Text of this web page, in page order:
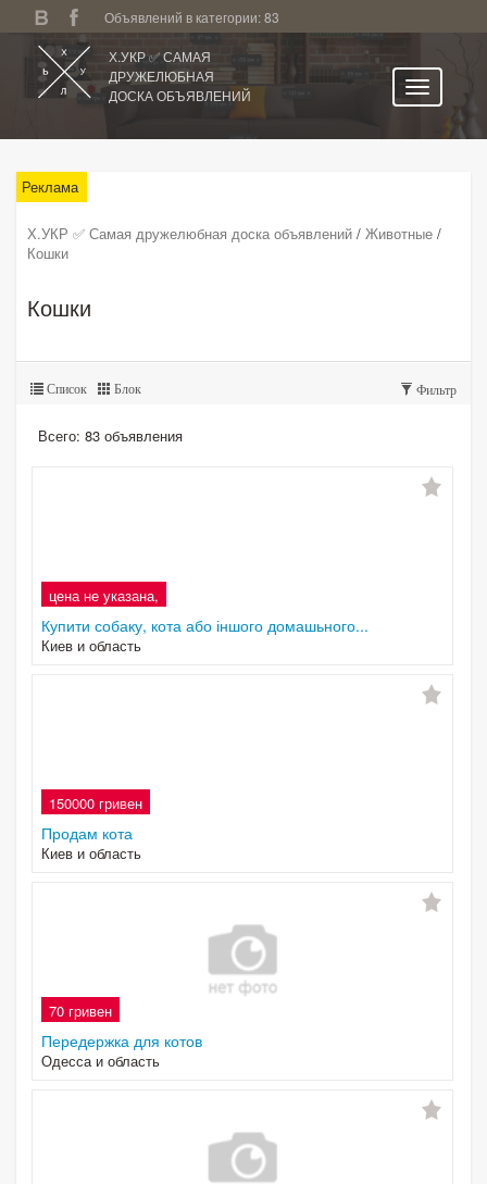
Объявлений в категории: 83
Х.УКР ✅ САМАЯ
ДРУЖЕЛЮБНАЯ
ДОСКА ОБЪЯВЛЕНИЙ
Все регионы
Избранное
Подать объявление
Реклама
Х.УКР ✅ Самая дружелюбная доска объявлений / Животные /
Кошки
Кошки
Список Блок Фильтр
Всего: 83 объявления
цена не указана,
Купити собаку, кота або іншого домашьного...
Киев и область
150000 гривен
Продам кота
Киев и область
70 гривен
Передержка для котов
Одесса и область